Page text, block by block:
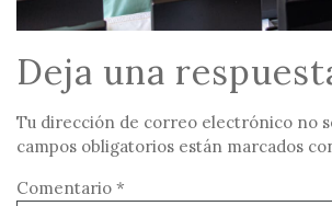
Deja una
Tu dirección de correo electrónico no
campos obligatorios están marcados
Comentario *